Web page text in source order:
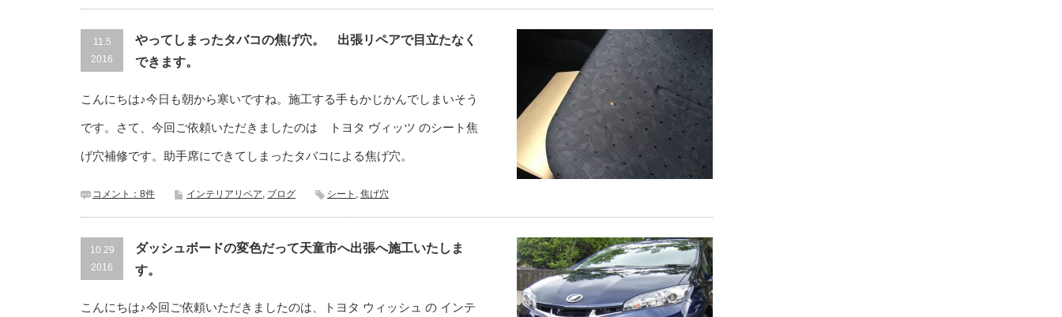
11.5
2016
やってしまったタバコの焦げ穴。 出張リペアで目立たなく
できます。
こんにちは♪今日も朝から寒いですね。施工する手もかじかんでしまいそう
です。さて、今回ご依頼いただきましたのは トヨタ ヴィッツ のシート焦
げ穴補修です。助手席にできてしまったタバコによる焦げ穴。
コメント：8件 インテリアリペア, ブログ シート , 焦げ穴
10.29
2016
ダッシュボードの変色だって天童市へ出張へ施工いたしま
す。
こんにちは♪今回ご依頼いただきましたのは、トヨタ ウィッシュ の インテ